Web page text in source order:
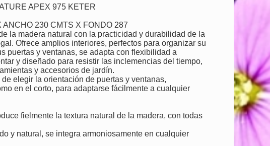
APEX 975 KETER
230 CMTS X FONDO 287
la madera natural con la practicidad y durabilidad de la
Ofrece amplios interiores, perfectos para organizar su
puertas y ventanas, se adapta con flexibilidad a
y diseñado para resistir las inclemencias del tiempo,
y accesorios de jardín.
elegir la orientación de puertas y ventanas,
en el corto, para adaptarse fácilmente a cualquier
fielmente la textura natural de la madera, con todas
y natural, se integra armoniosamente en cualquier